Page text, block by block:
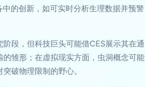
的创新，如可实时分析生理数据并预警
段，但科技巨头可能借CES展示其在通
雏形；在虚拟现实方面，虫洞概念可能
破物理限制的野心。